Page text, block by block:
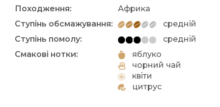
Походження:
Африка
Ступінь обсмажування:
средній
Ступінь помолу:
средній
Смакові нотки:
яблуко
чорний чай
квіти
цитрус